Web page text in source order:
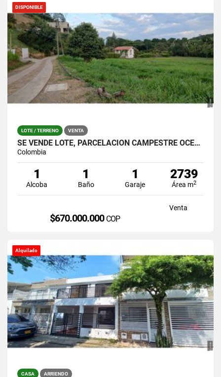
DISPONIBLE
LOTE / TERRENO VENTA
SE VENDE LOTE, PARCELACION CAMPESTRE OCEANO VERDE, JAMUNDI
Colombia
1
Alcoba
1
Baño
1
Garaje
2739
Área m2
Venta
$670.000.000 COP
Alquilado
CASA ARRIENDO